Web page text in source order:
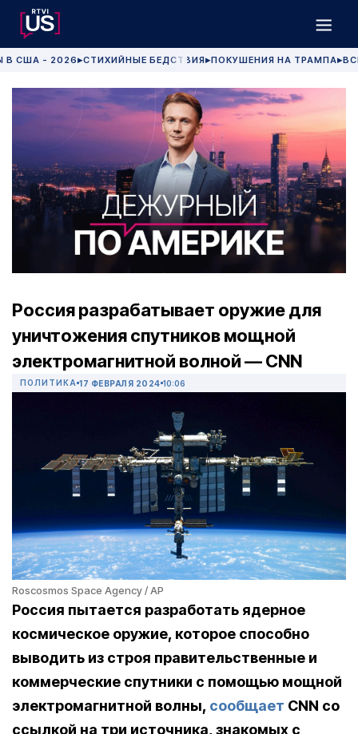
В США - 2026 ▶СТИХИЙНЫЕ БЕДСТВИЯ▶ПОКУШЕНИЯ НА ТРАМПА▶
Россия разрабатывает оружие для
уничтожения спутников мощной
электромагнитной волной — CNN
ПОЛИТИКА 17 ФЕВРАЛЯ 2024 10:06
Roscosmos Space Agency / AP
Россия пытается разработать ядерное
космическое оружие, которое способно
выводить из строя правительственные и
коммерческие спутники с помощью мощной
электромагнитной волны, сообщает CNN со
ссылкой на три источника, знакомых с